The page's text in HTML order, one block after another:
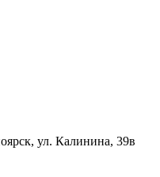
ул. Калинина, 39в